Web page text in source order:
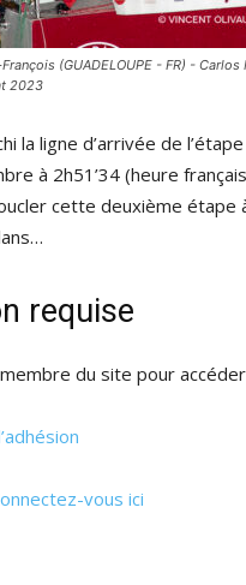
(GUADELOUPE - FR) -
2023
la ligne d’arrivée de
à 2h51’34 (heure
cette deuxième
requise
du site pour
vous ici